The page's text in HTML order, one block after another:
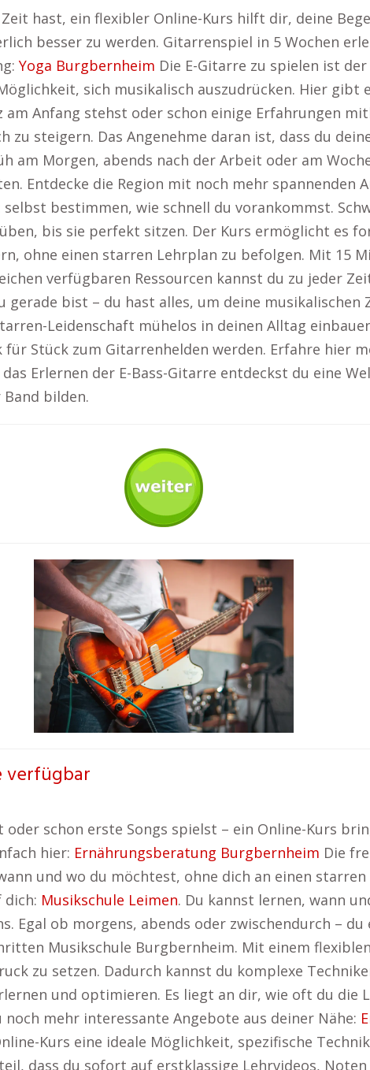
hast, ein flexibler Online-Kurs hilft dir, deine
besser zu werden. Gitarrenspiel in 5 Wochen
Yoga Burgbernheim Die E-Gitarre zu spielen ist
sich musikalisch auszudrücken. Hier gibt
am Anfang stehst oder schon einige Erfahrungen
zu steigern. Das Angenehme daran ist, dass du
am Morgen, abends nach der Arbeit oder am
Entdecke die Region mit noch mehr spannenden
bestimmen, wie schnell du vorankommst.
bis sie perfekt sitzen. Der Kurs ermöglicht es
ohne einen starren Lehrplan zu befolgen. Mit 15
verfügbaren Ressourcen kannst du zu jeder
gerade bist – du hast alles, um deine musikalischen
Leidenschaft mühelos in deinen Alltag
Stück zum Gitarrenhelden werden. Erfahre hier
das Erlernen der E-Bass-Gitarre entdeckst du eine
bilden.
verfügbar
oder schon erste Songs spielst – ein Online-Kurs
hier: Ernährungsberatung Burgbernheim Die
und wo du möchtest, ohne dich an einen
dich: Musikschule Leimen. Du kannst lernen, wann
Egal ob morgens, abends oder zwischendurch –
Musikschule Burgbernheim. Mit einem
zu setzen. Dadurch kannst du komplexe
und optimieren. Es liegt an dir, wie oft du die
mehr interessante Angebote aus deiner Nähe:
Kurs eine ideale Möglichkeit, spezifische
dass du sofort auf erstklassige Lehrvideos,